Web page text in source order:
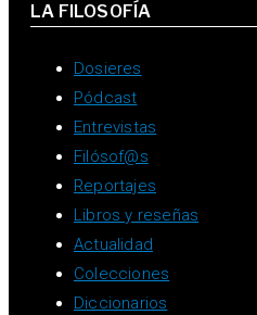
LA FILOSOFÍA
Dosieres
Pódcast
Entrevistas
Filósof@s
Reportajes
Libros y reseñas
Actualidad
Colecciones
Diccionarios